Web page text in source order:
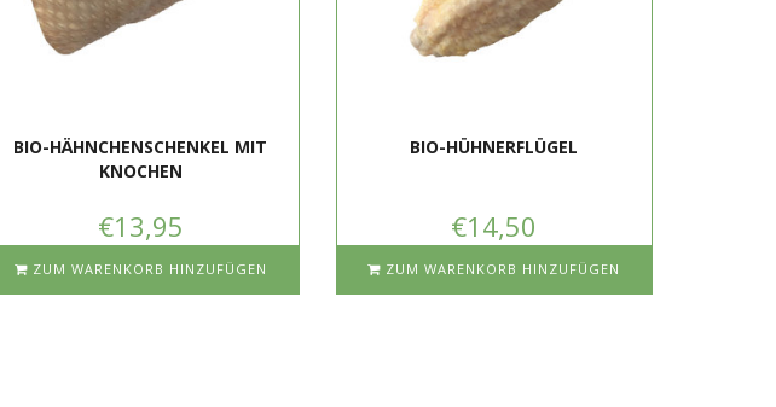
BIO-HÄHNCHENSCHENKEL MIT
KNOCHEN
€13,95
ZUM WARENKORB HINZUFÜGEN
BIO-HÜHNERFLÜGEL
€14,50
ZUM WARENKORB HINZUFÜGEN